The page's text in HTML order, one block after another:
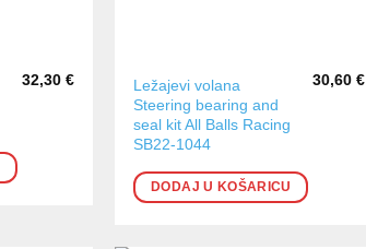
32,30€
Ležajevi volana
Steering bearing and
seal kit All Balls Racing
SB22-1044
30,60€
DODAJ U KOŠARICU